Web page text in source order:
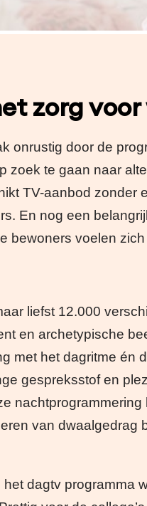
zorg voor
onrustig door de
zoek te gaan naar
TV-aanbod zonder
En nog een
bewoners voelen zich
liefst 12.000
en archetypische
met het dagritme én
gespreksstof en
nachtprogrammering
van dwaalgedrag
dagtv programma